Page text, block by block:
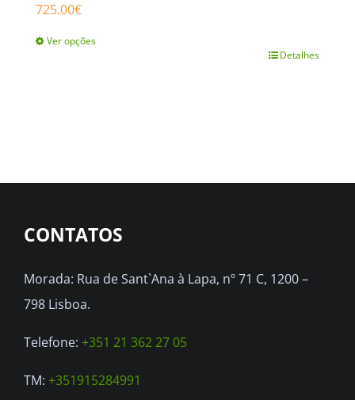
725.00€
Ver opções
The
may
chosen
on
the
page
Detalhes
CONTATOS
Morada: Rua de Sant`Ana à Lapa, nº 71 C, 1200 –
798 Lisboa.
Telefone: +351 21 362 27 05
TM: +351915284991